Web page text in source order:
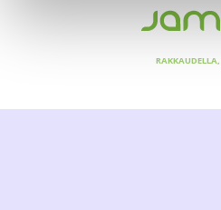
RAKKAUDELLA,